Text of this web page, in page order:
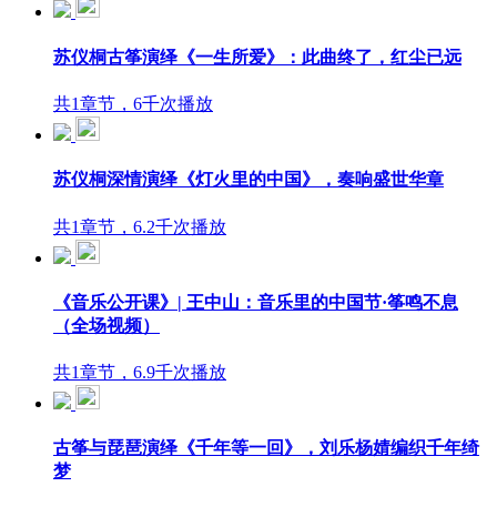
苏仪桐古筝演绎《一生所爱》：此曲终了，红尘已远
共1章节，6千次播放
苏仪桐深情演绎《灯火里的中国》，奏响盛世华章
共1章节，6.2千次播放
《音乐公开课》| 王中山：音乐里的中国节·筝鸣不息
（全场视频）
共1章节，6.9千次播放
古筝与琵琶演绎《千年等一回》，刘乐杨婧编织千年绮
梦